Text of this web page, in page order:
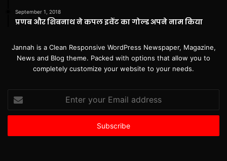
September 1, 2018
प्रणब और शिबनाथ ने कपल इवेंट का गोल्ड अपने नाम किया
Jannah is a Clean Responsive WordPress Newspaper, Magazine,
News and Blog theme. Packed with options that allow you to
completely customize your website to your needs.
your
Email